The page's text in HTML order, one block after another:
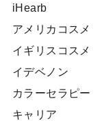
iHearb
アメリカコスメ
イギリスコスメ
イデベノン
カラーセラピー
キャリア